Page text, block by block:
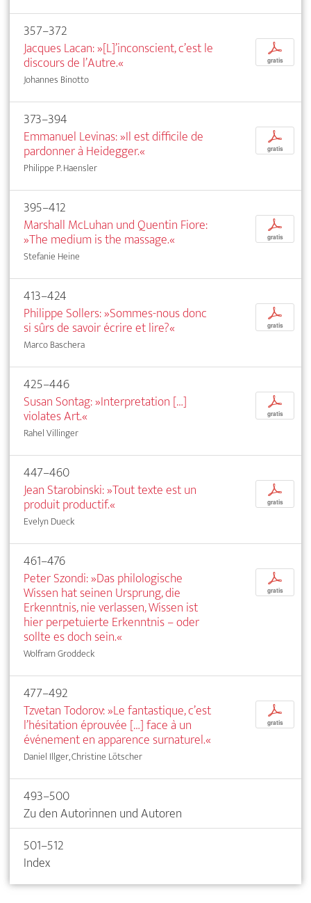
357–372
Jacques Lacan: »[L]’inconscient, c’est le
discours de l’Autre.«
Johannes Binotto
p
gratis
373–394
Emmanuel Levinas: »Il est difficile de
pardonner à Heidegger.«
Philippe P. Haensler
p
gratis
395–412
Marshall McLuhan und Quentin Fiore:
»The medium is the massage.«
Stefanie Heine
p
gratis
413–424
Philippe Sollers: »Sommes-nous donc
si sûrs de savoir écrire et lire?«
Marco Baschera
p
gratis
425–446
Susan Sontag: »Interpretation […]
violates Art.«
Rahel Villinger
p
gratis
447–460
Jean Starobinski: »Tout texte est un
produit productif.«
Evelyn Dueck
p
gratis
461–476
Peter Szondi: »Das philologische
Wissen hat seinen Ursprung, die
Erkenntnis, nie verlassen, Wissen ist
hier perpetuierte Erkenntnis – oder
sollte es doch sein.«
Wolfram Groddeck
p
gratis
477–492
Tzvetan Todorov: »Le fantastique, c’est
l’hésitation éprouvée […] face à un
événement en apparence surnaturel.«
Daniel Illger, Christine Lötscher
p
gratis
493–500
Zu den Autorinnen und Autoren
501–512
Index